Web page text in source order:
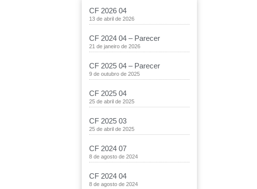
CF 2026 04
13 de abril de 2026
CF 2024 04 – Parecer
21 de janeiro de 2026
CF 2025 04 – Parecer
9 de outubro de 2025
CF 2025 04
25 de abril de 2025
CF 2025 03
25 de abril de 2025
CF 2024 07
8 de agosto de 2024
CF 2024 04
8 de agosto de 2024